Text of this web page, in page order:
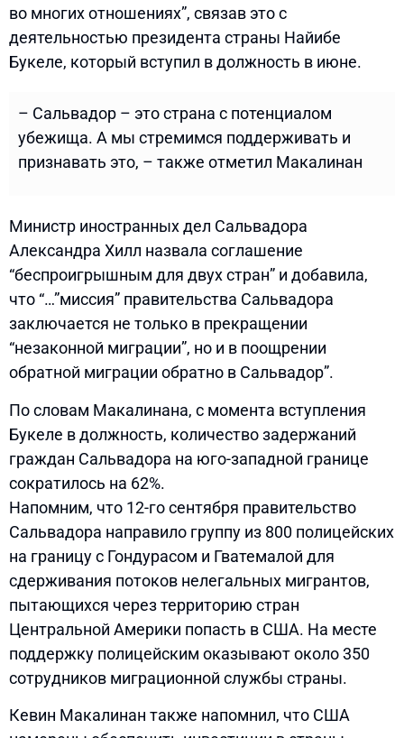
во многих отношениях”, связав это с
деятельностью президента страны Найибе
Букеле, который вступил в должность в июне.
– Сальвадор – это страна с потенциалом
убежища. А мы стремимся поддерживать и
признавать это, – также отметил Макалинан
Министр иностранных дел Сальвадора
Александра Хилл назвала соглашение
“беспроигрышным для двух стран” и добавила,
что “…”миссия” правительства Сальвадора
заключается не только в прекращении
“незаконной миграции”, но и в поощрении
обратной миграции обратно в Сальвадор”.
По словам Макалинана, с момента вступления
Букеле в должность, количество задержаний
граждан Сальвадора на юго-западной границе
сократилось на 62%.
Напомним, что 12-го сентября правительство
Сальвадора направило группу из 800 полицейских
на границу с Гондурасом и Гватемалой для
сдерживания потоков нелегальных мигрантов,
пытающихся через территорию стран
Центральной Америки попасть в США. На месте
поддержку полицейским оказывают около 350
сотрудников миграционной службы страны.
Кевин Макалинан также напомнил, что США